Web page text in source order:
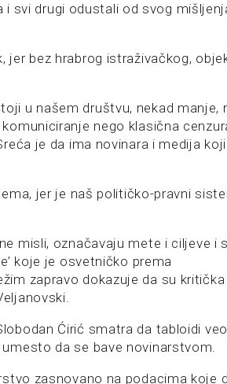
svi drugi odustali od svog
jer bez hrabrog istraživačkog,
u našem društvu, nekad manje,
nego klasična
je da ima novinara i medija
jer je naš političko-pravni
misli, označavaju mete i ciljeve i
koje je osvetničko prema
zapravo dokazuje da su
Ćirić smatra da tabloidi
da se bave novinarstvom.
zasnovano na podacima koje